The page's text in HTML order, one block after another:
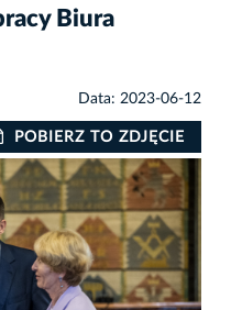
Biura
Data: 2023-06-12
POBIERZ TO ZDJĘCIE